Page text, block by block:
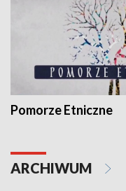
Pomorze Etniczne
ARCHIWUM